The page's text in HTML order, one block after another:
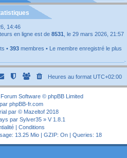
14:46
en ligne est de 8531 , le 29 mars 2026, 21:57
• 393 membres • Le membre enregistré le plus
Heures au format UTC+02:00
Software © phpBB Limited
phpBB-fr.com
par © Mazeltof 2018
par Sylver35 » V 1.8.1
| Conditions
13.25 Mio | GZIP: On | Queries: 18